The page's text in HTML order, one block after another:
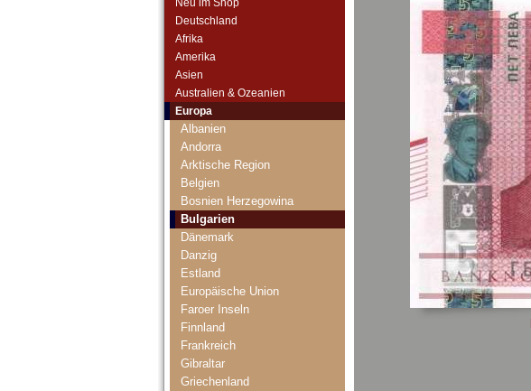
Deutschland
Afrika
Amerika
Asien
Australien & Ozeanien
Europa
Albanien
Andorra
Arktische Region
Belgien
Bosnien Herzegowina
Bulgarien
Dänemark
Danzig
Estland
Europäische Union
Faroer Inseln
Finnland
Frankreich
Gibraltar
Griechenland